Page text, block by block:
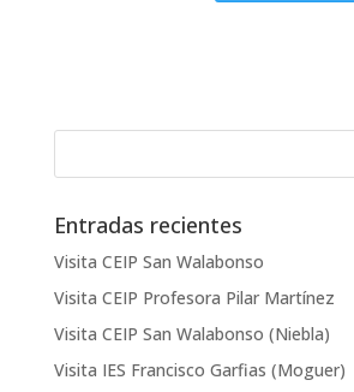
Entradas recientes
Visita CEIP San Walabonso
Visita CEIP Profesora Pilar Martínez
Visita CEIP San Walabonso (Niebla)
Visita IES Francisco Garfias (Moguer)